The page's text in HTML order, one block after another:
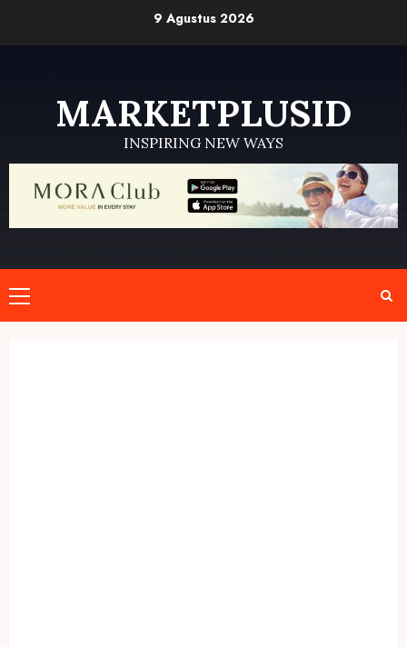
9 Agustus 2026
MARKETPLUSID
INSPIRING NEW WAYS
Primary
Menu